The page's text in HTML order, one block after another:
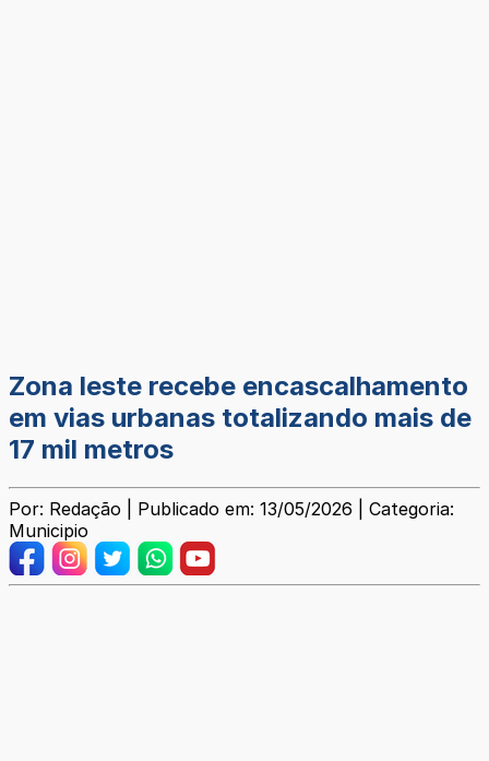
Zona leste recebe encascalhamento
em vias urbanas totalizando mais de
17 mil metros
Por: Redação | Publicado em: 13/05/2026 | Categoria:
Municipio